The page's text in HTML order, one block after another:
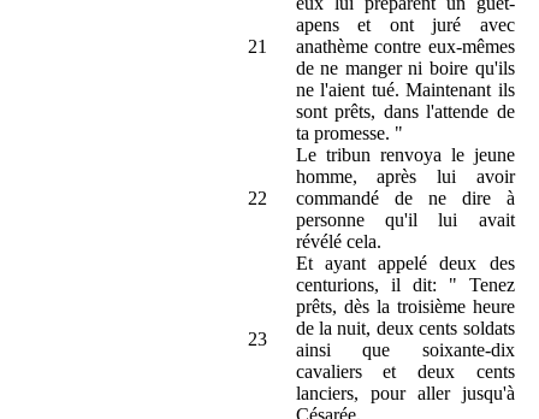
21
apens et ont juré avec
anathème contre eux-mêmes
de ne manger ni boire qu'ils
ne l'aient tué. Maintenant ils
sont prêts, dans l'attende de
ta promesse. "
22
Le tribun renvoya le jeune
homme, après lui avoir
commandé de ne dire à
personne qu'il lui avait
révélé cela.
23
Et ayant appelé deux des
centurions, il dit: " Tenez
prêts, dès la troisième heure
de la nuit, deux cents soldats
ainsi que soixante-dix
cavaliers et deux cents
lanciers, pour aller jusqu'à
Césarée.